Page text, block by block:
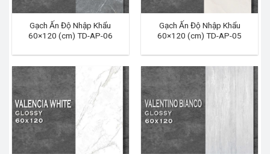
Gạch Ấn Độ Nhập Khẩu
60×120 (cm) TD-AP-06
Gạch Ấn Độ Nhập Khẩu
60×120 (cm) TD-AP-05